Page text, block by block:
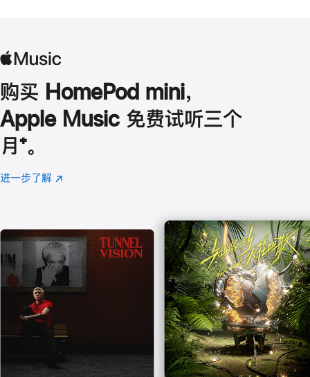
购买 HomePod mini，
Apple Music 免费试听三个
月 脚
注
⁺。
进一步了解 Apple
(在
口
中
打
开)